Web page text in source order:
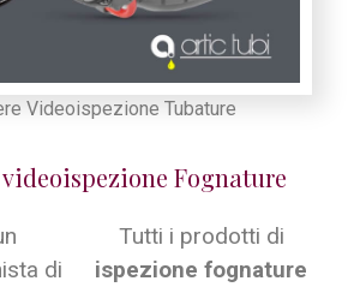
Fognature
di
Tutti i prodotti di
ispezione fognature
Videoispezione Tubature